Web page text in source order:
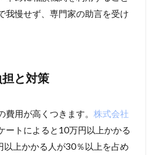
我慢せず、専門家の助言を受け
と対策
用が高くつきます。 株式会社
ートによると10万円以上かかる
以上かかる人が30％以上を占め